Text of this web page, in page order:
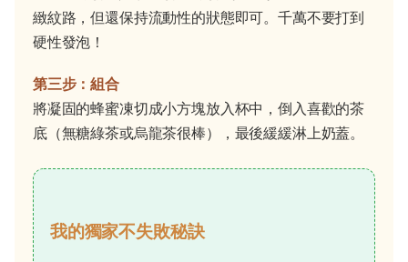
緻紋路，但還保持流動性的狀態即可。千萬不要打到
硬性發泡！
第三步：組合
將凝固的蜂蜜凍切成小方塊放入杯中，倒入喜歡的茶
底（無糖綠茶或烏龍茶很棒），最後緩緩淋上奶蓋。
我的獨家不失敗秘訣